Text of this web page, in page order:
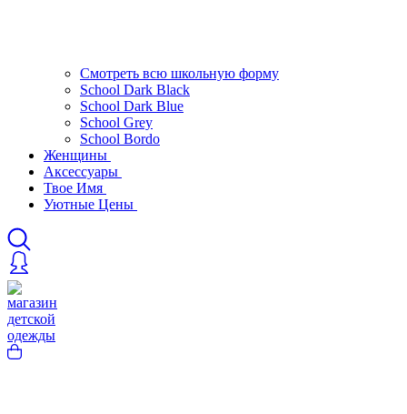
Смотреть всю школьную форму
School Dark Black
School Dark Blue
School Grey
School Bordo
Женщины
Аксессуары
Твое Имя
Уютные Цены